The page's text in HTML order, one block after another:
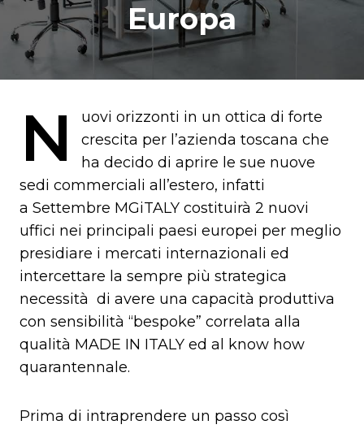
Europa
N
uovi orizzonti in un ottica di forte
crescita per l’azienda toscana che
ha decido di aprire le sue nuove
sedi commerciali all’estero, infatti
a Settembre MGiTALY costituirà 2 nuovi
uffici nei principali paesi europei per meglio
presidiare i mercati internazionali ed
intercettare la sempre più strategica
necessità di avere una capacità produttiva
con sensibilità “bespoke” correlata alla
qualità MADE IN ITALY ed al know how
quarantennale.
Prima di intraprendere un passo così